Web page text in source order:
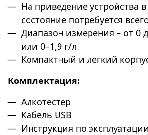
На приведение устройства
состояние потребуется
Диапазон измерения – от 0
или 0–1,9 г/л
Компактный и легкий
Комплектация:
Алкотестер
Кабель USB
Инструкция по